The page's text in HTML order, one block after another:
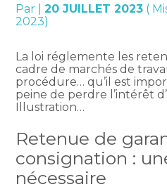
Par |20 JUILLET 2023 (
2023)
La loi réglemente les
cadre de marchés de
procédure… qu’il est
peine de perdre l’intérêt
Illustration…
Retenue de
consignation :
nécessaire